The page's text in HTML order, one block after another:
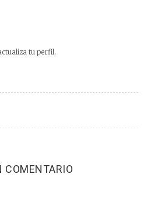
tu perfil.
COMENTARIO